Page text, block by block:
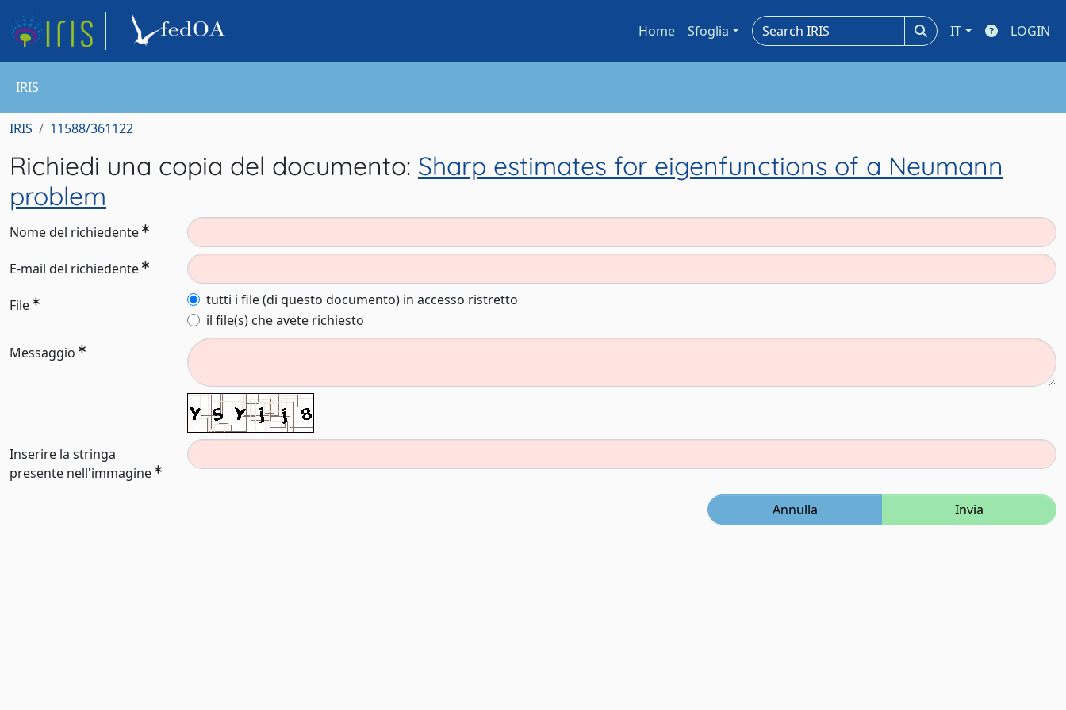
Home Sfoglia IT LOGIN
IRIS
IRIS 11588/361122
Richiedi una copia del documento: Sharp estimates for eigenfunctions of a Neumann
problem
Nome del richiedente
E-mail del richiedente
File
tutti i file (di questo documento) in accesso ristretto
il file(s) che avete richiesto
Messaggio
Inserire la stringa
presente nell'immagine
Annulla Invia